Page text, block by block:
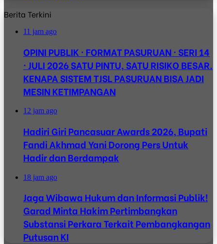
Berita Terkini
11 jam ago
OPINI PUBLIK · FORMAT PASURUAN · SERI 14
· JULI 2026 SATU PINTU, SATU RISIKO BESAR.
KENAPA SISTEM TJSL PASURUAN BISA JADI
MESIN KETIMPANGAN
12 jam ago
Hadiri Giri Pancasuar Awards 2026, Bupati
Fandi Akhmad Yani Dorong Pers Untuk
Hadir dan Berdampak
18 jam ago
Jaga Wibawa Hukum dan Informasi Publik!
Garad Minta Hakim Pertimbangkan
Substansi Perkara Terkait Pembangkangan
Putusan KI